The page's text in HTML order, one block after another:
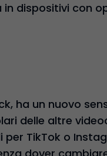
in dispositivi con
ha un nuovo
delle altre
TikTok o